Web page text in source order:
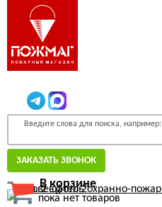
Введите слова для поиска, например:
ЗАКАЗАТЬ ЗВОНОК
В корзине
пока нет товаров